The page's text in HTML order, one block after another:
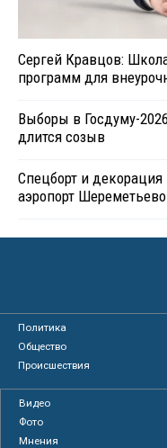
Сергей Кравцов:
программ для
Выборы в Госдуму-
длится созыв
Спецборт и
аэропорт Шереметьево
Политика
Общество
Происшествия
Видео
Фото
Мнения